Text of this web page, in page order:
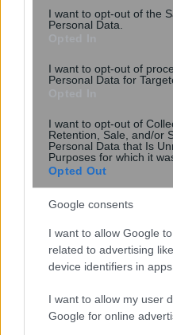
consent section.
I want to opt-out of the
Personal Data.
I want to opt-out of
Personal Data for
I want to opt-out of
Retention, Sale, and/or
Personal Data that Is
Purposes for which it
Opted Out
Google consents
I want to allow Google
related to advertising
device identifiers in apps.
I want to allow my user
Google for online
Η τεχνητή
Maps
φαγητού